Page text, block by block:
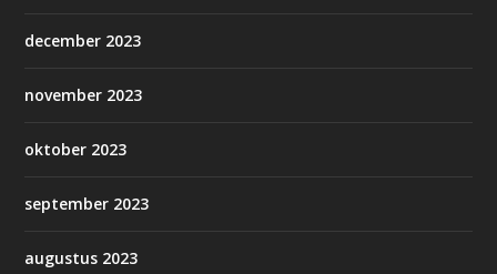
december 2023
november 2023
oktober 2023
september 2023
augustus 2023